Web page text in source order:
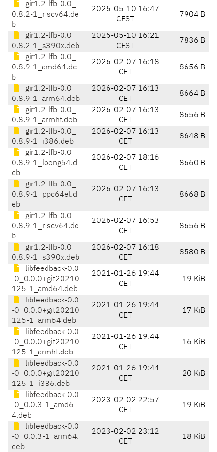
gir1.2-lfb-0.0_
0.8.2-1_riscv64.de
b
2025-05-10 16:47
CEST
7904 B
gir1.2-lfb-0.0_
0.8.2-1_s390x.deb
2025-05-10 16:21
CEST
7836 B
gir1.2-lfb-0.0_
0.8.9-1_amd64.de
b
2026-02-07 16:18
CET
8656 B
gir1.2-lfb-0.0_
0.8.9-1_arm64.deb
2026-02-07 16:13
CET
8664 B
gir1.2-lfb-0.0_
0.8.9-1_armhf.deb
2026-02-07 16:13
CET
8656 B
gir1.2-lfb-0.0_
0.8.9-1_i386.deb
2026-02-07 16:13
CET
8648 B
gir1.2-lfb-0.0_
0.8.9-1_loong64.d
eb
2026-02-07 18:16
CET
8660 B
gir1.2-lfb-0.0_
0.8.9-1_ppc64el.d
eb
2026-02-07 16:13
CET
8668 B
gir1.2-lfb-0.0_
0.8.9-1_riscv64.de
b
2026-02-07 16:53
CET
8656 B
gir1.2-lfb-0.0_
0.8.9-1_s390x.deb
2026-02-07 16:18
CET
8580 B
libfeedback-0.0
-0_0.0.0+git20210
125-1_amd64.deb
2021-01-26 19:44
CET
19 KiB
libfeedback-0.0
-0_0.0.0+git20210
125-1_arm64.deb
2021-01-26 19:44
CET
17 KiB
libfeedback-0.0
-0_0.0.0+git20210
125-1_armhf.deb
2021-01-26 19:44
CET
16 KiB
libfeedback-0.0
-0_0.0.0+git20210
125-1_i386.deb
2021-01-26 19:44
CET
20 KiB
libfeedback-0.0
-0_0.0.3-1_amd6
4.deb
2023-02-02 22:57
CET
19 KiB
libfeedback-0.0
-0_0.0.3-1_arm64.
deb
2023-02-02 23:12
CET
18 KiB